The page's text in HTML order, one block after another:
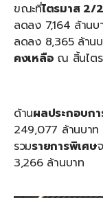
ขณะที่ไตรมาส 2/
ลดลง 7,164 ล้าน
ลดลง 8,365 ล้าน
คงเหลือ ณ สิ้นไต
ด้านผลประกอบก
249,077 ล้านบาท
รวมรายการพิเศษ
3,266 ล้านบาท